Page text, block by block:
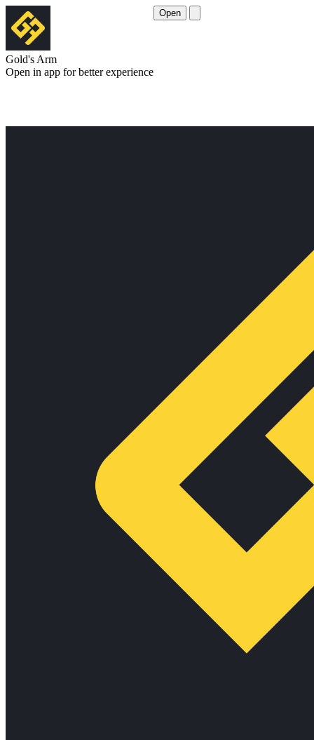
Gold's Arm
Open in app for better experience
Open